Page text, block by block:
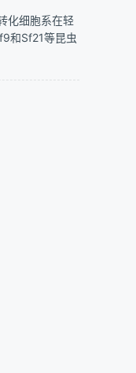
化细胞系在轻
和Sf21等昆虫